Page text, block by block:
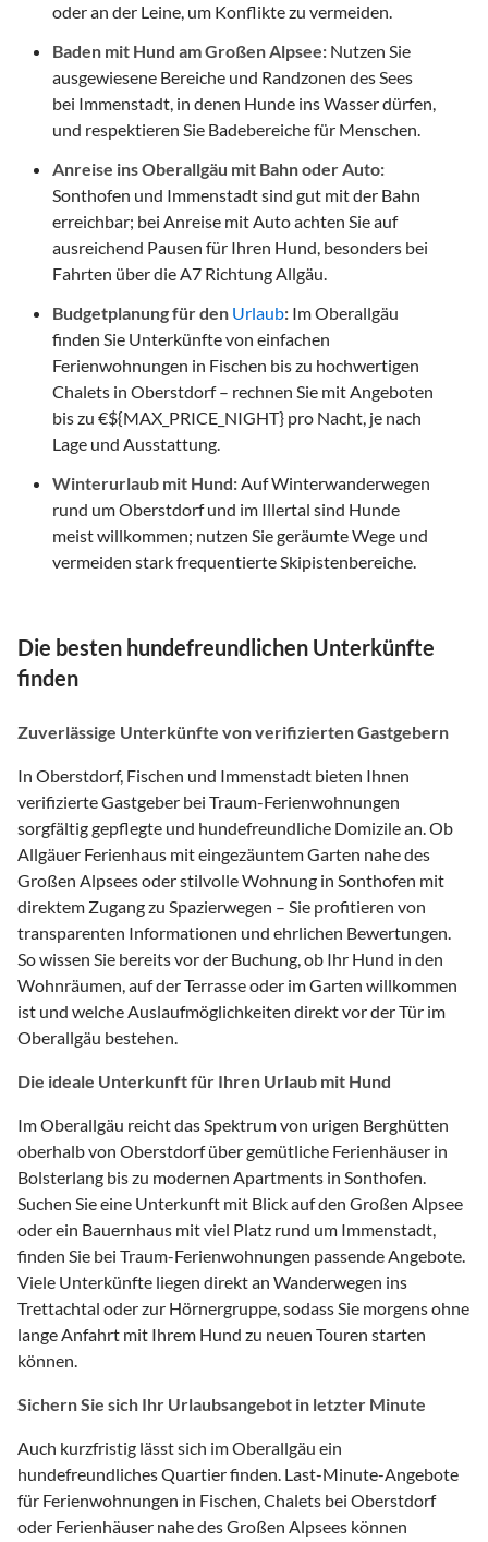
oder an der Leine, um Konflikte zu vermeiden.
Baden mit Hund am Großen Alpsee: Nutzen Sie
ausgewiesene Bereiche und Randzonen des Sees
bei Immenstadt, in denen Hunde ins Wasser dürfen,
und respektieren Sie Badebereiche für Menschen.
Anreise ins Oberallgäu mit Bahn oder Auto:
Sonthofen und Immenstadt sind gut mit der Bahn
erreichbar; bei Anreise mit Auto achten Sie auf
ausreichend Pausen für Ihren Hund, besonders bei
Fahrten über die A7 Richtung Allgäu.
Budgetplanung für den Urlaub: Im Oberallgäu
finden Sie Unterkünfte von einfachen
Ferienwohnungen in Fischen bis zu hochwertigen
Chalets in Oberstdorf – rechnen Sie mit Angeboten
bis zu €${MAX_PRICE_NIGHT} pro Nacht, je nach
Lage und Ausstattung.
Winterurlaub mit Hund:Auf Winterwanderwegen
rund um Oberstdorf und im Illertal sind Hunde
meist willkommen; nutzen Sie geräumte Wege und
vermeiden stark frequentierte Skipistenbereiche.
Die besten hundefreundlichen Unterkünfte
finden
Zuverlässige Unterkünfte von verifizierten Gastgebern
In Oberstdorf, Fischen und Immenstadt bieten Ihnen
verifizierte Gastgeber bei Traum-Ferienwohnungen
sorgfältig gepflegte und hundefreundliche Domizile an. Ob
Allgäuer Ferienhaus mit eingezäuntem Garten nahe des
Großen Alpsees oder stilvolle Wohnung in Sonthofen mit
direktem Zugang zu Spazierwegen – Sie profitieren von
transparenten Informationen und ehrlichen Bewertungen.
So wissen Sie bereits vor der Buchung, ob Ihr Hund in den
Wohnräumen, auf der Terrasse oder im Garten willkommen
ist und welche Auslaufmöglichkeiten direkt vor der Tür im
Oberallgäu bestehen.
Die ideale Unterkunft für Ihren Urlaub mit Hund
Im Oberallgäu reicht das Spektrum von urigen Berghütten
oberhalb von Oberstdorf über gemütliche Ferienhäuser in
Bolsterlang bis zu modernen Apartments in Sonthofen.
Suchen Sie eine Unterkunft mit Blick auf den Großen Alpsee
oder ein Bauernhaus mit viel Platz rund um Immenstadt,
finden Sie bei Traum-Ferienwohnungen passende Angebote.
Viele Unterkünfte liegen direkt an Wanderwegen ins
Trettachtal oder zur Hörnergruppe, sodass Sie morgens ohne
lange Anfahrt mit Ihrem Hund zu neuen Touren starten
können.
Sichern Sie sich Ihr Urlaubsangebot in letzter Minute
Auch kurzfristig lässt sich im Oberallgäu ein
hundefreundliches Quartier finden. Last-Minute-Angebote
für Ferienwohnungen in Fischen, Chalets bei Oberstdorf
oder Ferienhäuser nahe des Großen Alpsees können